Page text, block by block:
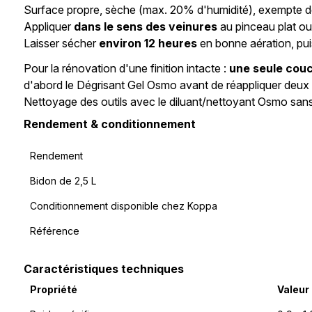
Surface propre, sèche (max. 20% d'humidité), exempte
Appliquer dans le sens des veinures au pinceau plat
Laisser sécher environ 12 heures en bonne aération,
Pour la rénovation d'une finition intacte : une seule
d'abord le Dégrisant Gel Osmo avant de réappliquer
Nettoyage des outils avec le diluant/nettoyant Osmo
Rendement & conditionnement
Rendement
Bidon de 2,5 L
Conditionnement disponible chez Koppa
Référence
Caractéristiques techniques
Propriété Valeur